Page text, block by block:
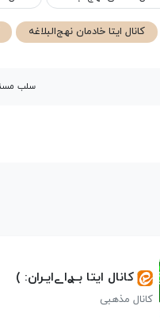
کانال ایتا خادمان نهج‌البلاغه
سلب
کانال ایتا بــࢪاےایـران: )
کانال مذهبی